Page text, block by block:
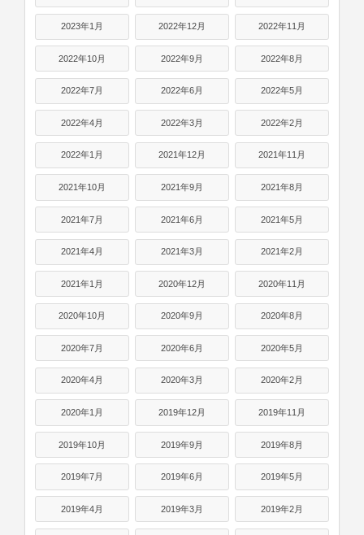
2023年1月 2022年12月 2022年11月
2022年10月 2022年9月 2022年8月
2022年7月 2022年6月 2022年5月
2022年4月 2022年3月 2022年2月
2022年1月 2021年12月 2021年11月
2021年10月 2021年9月 2021年8月
2021年7月 2021年6月 2021年5月
2021年4月 2021年3月 2021年2月
2021年1月 2020年12月 2020年11月
2020年10月 2020年9月 2020年8月
2020年7月 2020年6月 2020年5月
2020年4月 2020年3月 2020年2月
2020年1月 2019年12月 2019年11月
2019年10月 2019年9月 2019年8月
2019年7月 2019年6月 2019年5月
2019年4月 2019年3月 2019年2月